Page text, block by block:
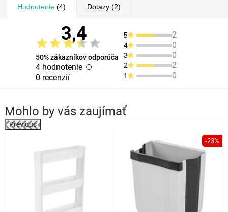
Hodnotenie(4) Dotazy(2)
3,4
50% zákazníkov odporúča
4 hodnotenie
0 recenzií
5 2
4 0
3 0
2 2
1 0
Mohlo by vás zaujímať
Previous
-23%